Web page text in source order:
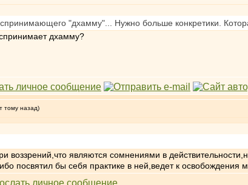
"дхамму"... Нужно больше конкретики.
дхамму?
тому назад)
воззрений,что являются сомнениями в
посвятил бы себя практике в ней,ведет к освобождения